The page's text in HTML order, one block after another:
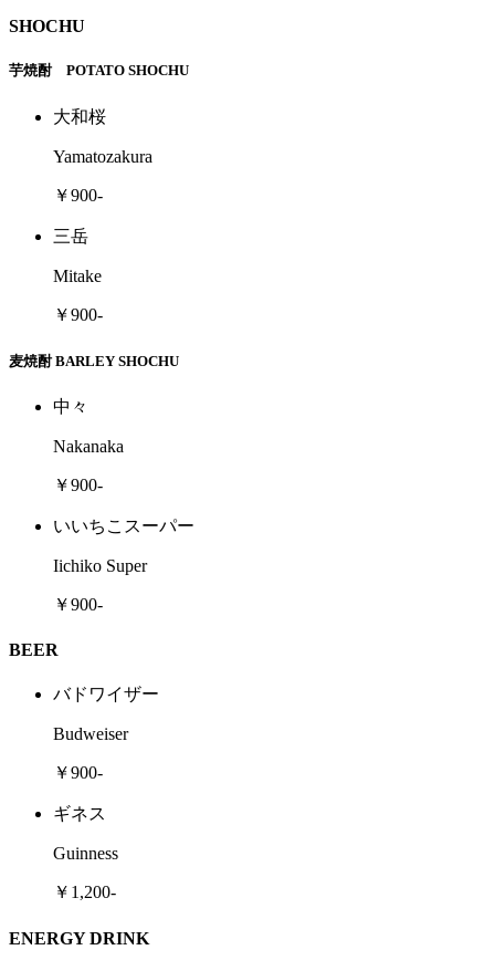
SHOCHU
芋焼酎 POTATO SHOCHU
大和桜
Yamatozakura
￥900-
三岳
Mitake
￥900-
麦焼酎 BARLEY SHOCHU
中々
Nakanaka
￥900-
いいちこスーパー
Iichiko Super
￥900-
BEER
バドワイザー
Budweiser
￥900-
ギネス
Guinness
￥1,200-
ENERGY DRINK